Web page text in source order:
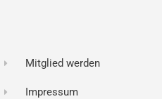
Mitglied werden
Impressum